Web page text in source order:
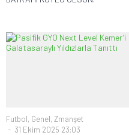
Futbol, Genel, Zmanşet
31 Ekim 2025 23:03